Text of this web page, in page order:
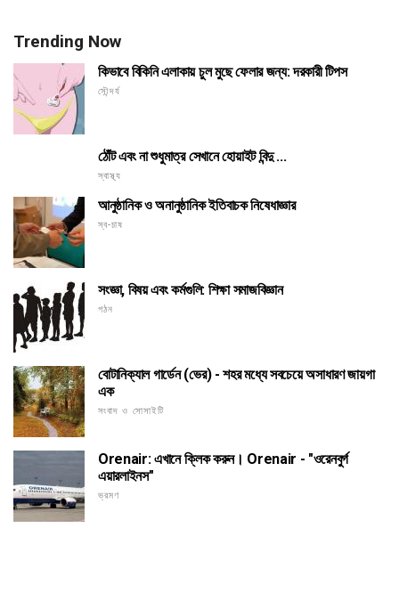
Trending Now
কিভাবে বিকিনি এলাকায় চুল মুছে ফেলার জন্য: দরকারী টিপস
সৌন্দর্য
ঠোঁট এবং না শুধুমাত্র সেখানে হোয়াইট বিন্দু ...
স্বাস্থ্য
আনুষ্ঠানিক ও অনানুষ্ঠানিক ইতিবাচক নিষেধাজ্ঞার
স্ব-চাষ
সংজ্ঞা, বিষয় এবং কর্মগুলি: শিক্ষা সমাজবিজ্ঞান
গঠন
বোটানিক্যাল গার্ডেন (ভের) - শহর মধ্যে সবচেয়ে অসাধারণ জায়গা
এক
সংবাদ ও সোসাইটি
Orenair: এখানে ক্লিক করুন। Orenair - "ওরেনবুর্গ
এয়ারলাইনস"
ভ্রমণ